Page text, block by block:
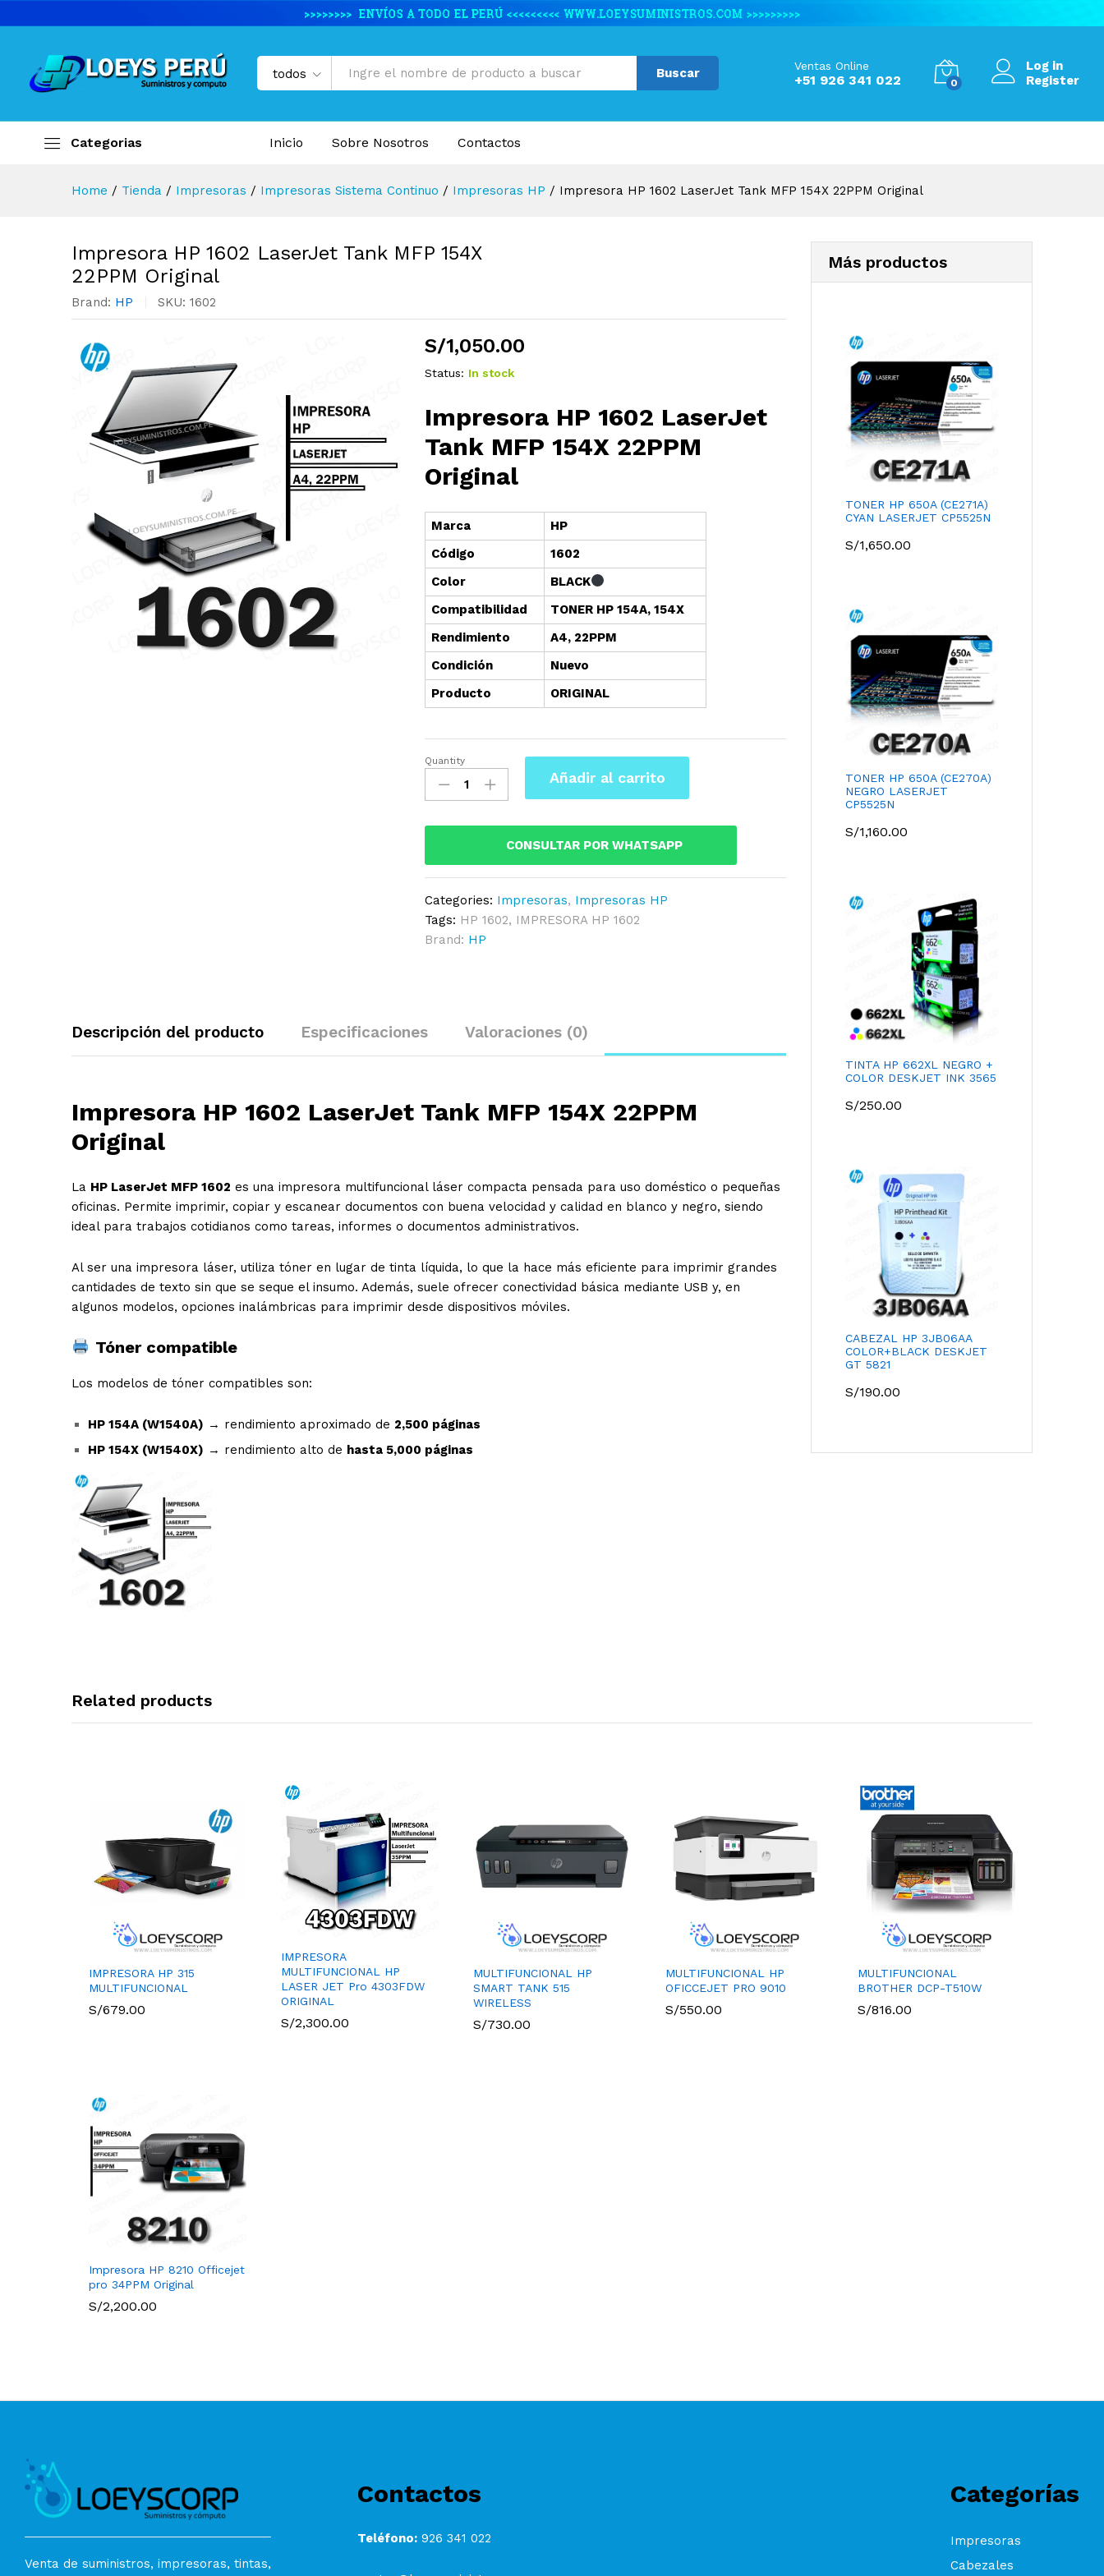
todos Buscar
Ventas Online
+51 926 341 022 0
Log in
Register
Categorias Inicio Sobre Nosotros Contactos
Home / Tienda / Impresoras / Impresoras Sistema Continuo / Impresoras HP / Impresora HP 1602 LaserJet Tank MFP 154X 22PPM Original
Impresora HP 1602 LaserJet Tank MFP 154X
22PPM Original
Brand: HP SKU: 1602
S/1,050.00
Status: In stock
Impresora HP 1602 LaserJet
Tank MFP 154X 22PPM
Original
Marca
HP
Código
1602
Color
BLACK
Compatibilidad
TONER HP 154A, 154X
Rendimiento
A4, 22PPM
Condición
Nuevo
Producto
ORIGINAL
Impresora
HP
1602
LaserJet
MFP
154X
22PPM
Original
quantity
Quantity
Añadir al carrito
CONSULTAR POR WHATSAPP
Categories: Impresoras, Impresoras HP
Tags: HP 1602, IMPRESORA HP 1602
Brand: HP
Descripción del producto Especificaciones Valoraciones (0)
Impresora HP 1602 LaserJet Tank MFP 154X 22PPM
Original
La HP LaserJet MFP 1602 es una impresora multifuncional láser compacta pensada para uso doméstico o pequeñas
oficinas. Permite imprimir, copiar y escanear documentos con buena velocidad y calidad en blanco y negro, siendo
ideal para trabajos cotidianos como tareas, informes o documentos administrativos.
Al ser una impresora láser, utiliza tóner en lugar de tinta líquida, lo que la hace más eficiente para imprimir grandes
cantidades de texto sin que se seque el insumo. Además, suele ofrecer conectividad básica mediante USB y, en
algunos modelos, opciones inalámbricas para imprimir desde dispositivos móviles.
Tóner compatible
Los modelos de tóner compatibles son:
HP 154A (W1540A) → rendimiento aproximado de 2,500 páginas
HP 154X (W1540X) → rendimiento alto de hasta 5,000 páginas
Más productos
TONER HP 650A (CE271A)
CYAN LASERJET CP5525N
S/1,650.00
TONER HP 650A (CE270A)
NEGRO LASERJET
CP5525N
S/1,160.00
TINTA HP 662XL NEGRO +
COLOR DESKJET INK 3565
S/250.00
CABEZAL HP 3JB06AA
COLOR+BLACK DESKJET
GT 5821
S/190.00
Related products
IMPRESORA HP 315
MULTIFUNCIONAL
S/679.00
IMPRESORA
MULTIFUNCIONAL HP
LASER JET Pro 4303FDW
ORIGINAL
S/2,300.00
MULTIFUNCIONAL HP
SMART TANK 515
WIRELESS
S/730.00
MULTIFUNCIONAL HP
OFICCEJET PRO 9010
S/550.00
MULTIFUNCIONAL
BROTHER DCP-T510W
S/816.00
Impresora HP 8210 Officejet
pro 34PPM Original
S/2,200.00
Venta de suministros, impresoras, tintas,
Contactos
Teléfono: 926 341 022
Categorías
Impresoras
Cabezales
Descripción del producto Especificaciones Valoraciones (0)